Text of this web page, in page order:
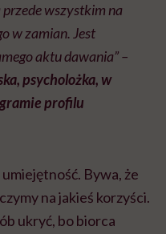
wszystkim na
w zamian. Jest
aktu dawania” –
psycholożka, w
profilu
Bywa, że
na jakieś korzyści.
ukryć, bo biorca